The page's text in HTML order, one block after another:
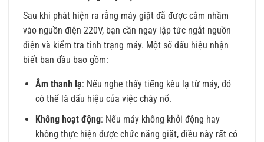
Sau khi phát hiện ra rằng máy giặt đã được cắm nhầm
vào nguồn điện 220V, bạn cần ngay lập tức ngắt nguồn
điện và kiểm tra tình trạng máy. Một số dấu hiệu nhận
biết ban đầu bao gồm:
Âm thanh lạ: Nếu nghe thấy tiếng kêu lạ từ máy, đó
có thể là dấu hiệu của việc cháy nổ.
Không hoạt động: Nếu máy không khởi động hay
không thực hiện được chức năng giặt, điều này rất có